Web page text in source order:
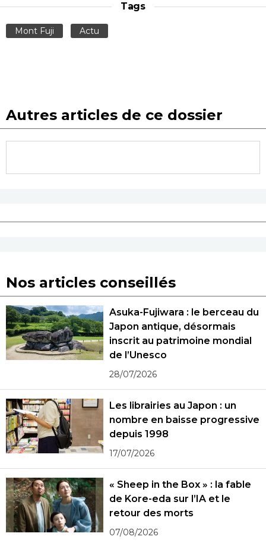
Tags
Mont Fuji Actu
Autres articles de ce dossier
Nos articles conseillés
Asuka-Fujiwara : le berceau du
Japon antique, désormais
inscrit au patrimoine mondial
de l’Unesco
28/07/2026
Les librairies au Japon : un
nombre en baisse progressive
depuis 1998
17/07/2026
« Sheep in the Box » : la fable
de Kore-eda sur l’IA et le
retour des morts
07/08/2026